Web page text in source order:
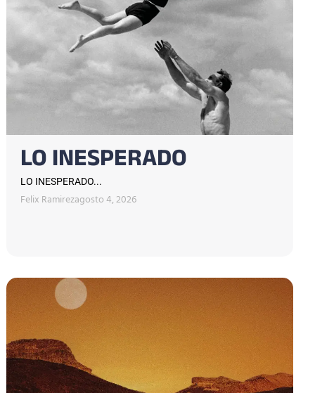
LO INESPERADO
LO INESPERADO...
Felix Ramirezagosto 4, 2026